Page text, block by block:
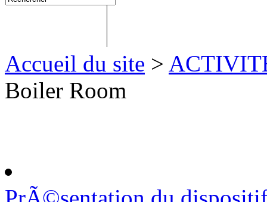
Accueil du site >
Boiler Room